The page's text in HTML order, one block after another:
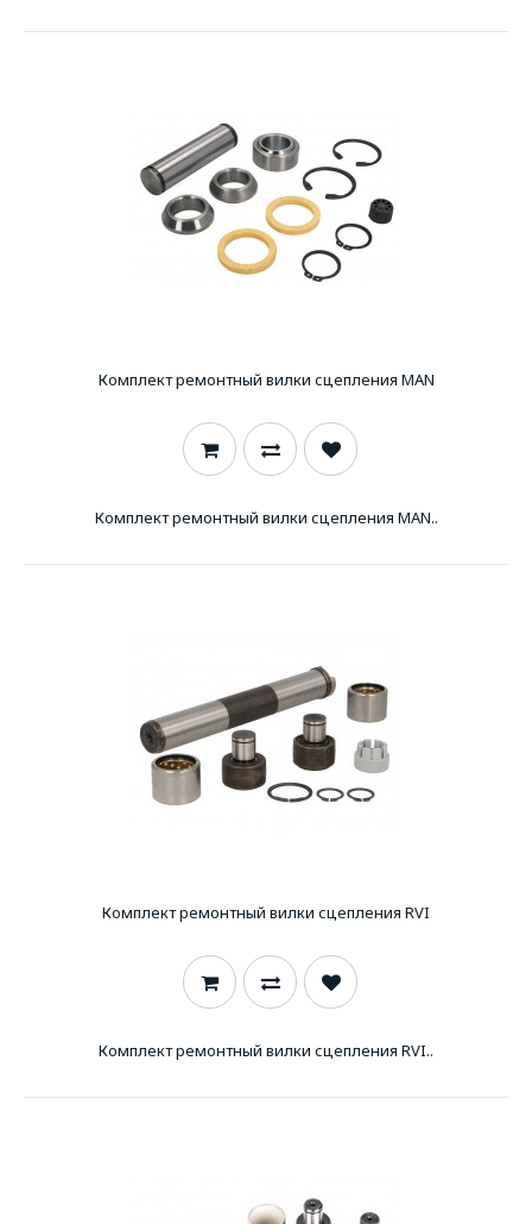
Комплект ремонтный вилки сцепления MAN
Комплект ремонтный вилки сцепления MAN..
Комплект ремонтный вилки сцепления RVI
Комплект ремонтный вилки сцепления RVI..